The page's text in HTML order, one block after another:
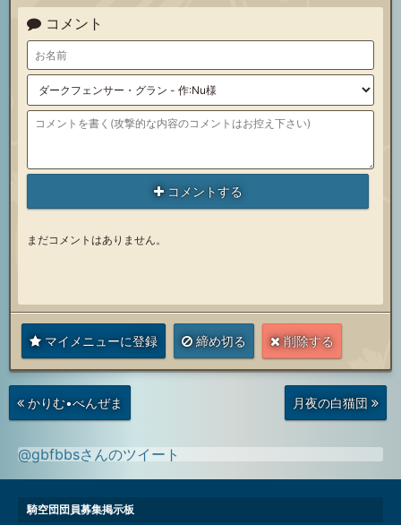
コメント
コメントする
まだコメントはありません。
マイメニューに登録 締め切る 削除する
次
の
投
かりむ•べんぜま
前
の
投
月夜の白猫団
@gbfbbsさんのツイート
騎空団団員募集掲示板